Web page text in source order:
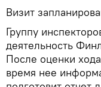
Визит
Группу
деятельность
После оценки
время нее